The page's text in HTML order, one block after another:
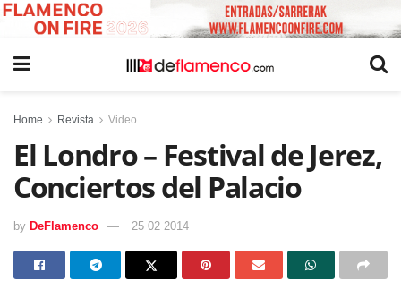
Home Revista Video
El Londro – Festival de Jerez,
Conciertos del Palacio
by DeFlamenco 25 02 2014